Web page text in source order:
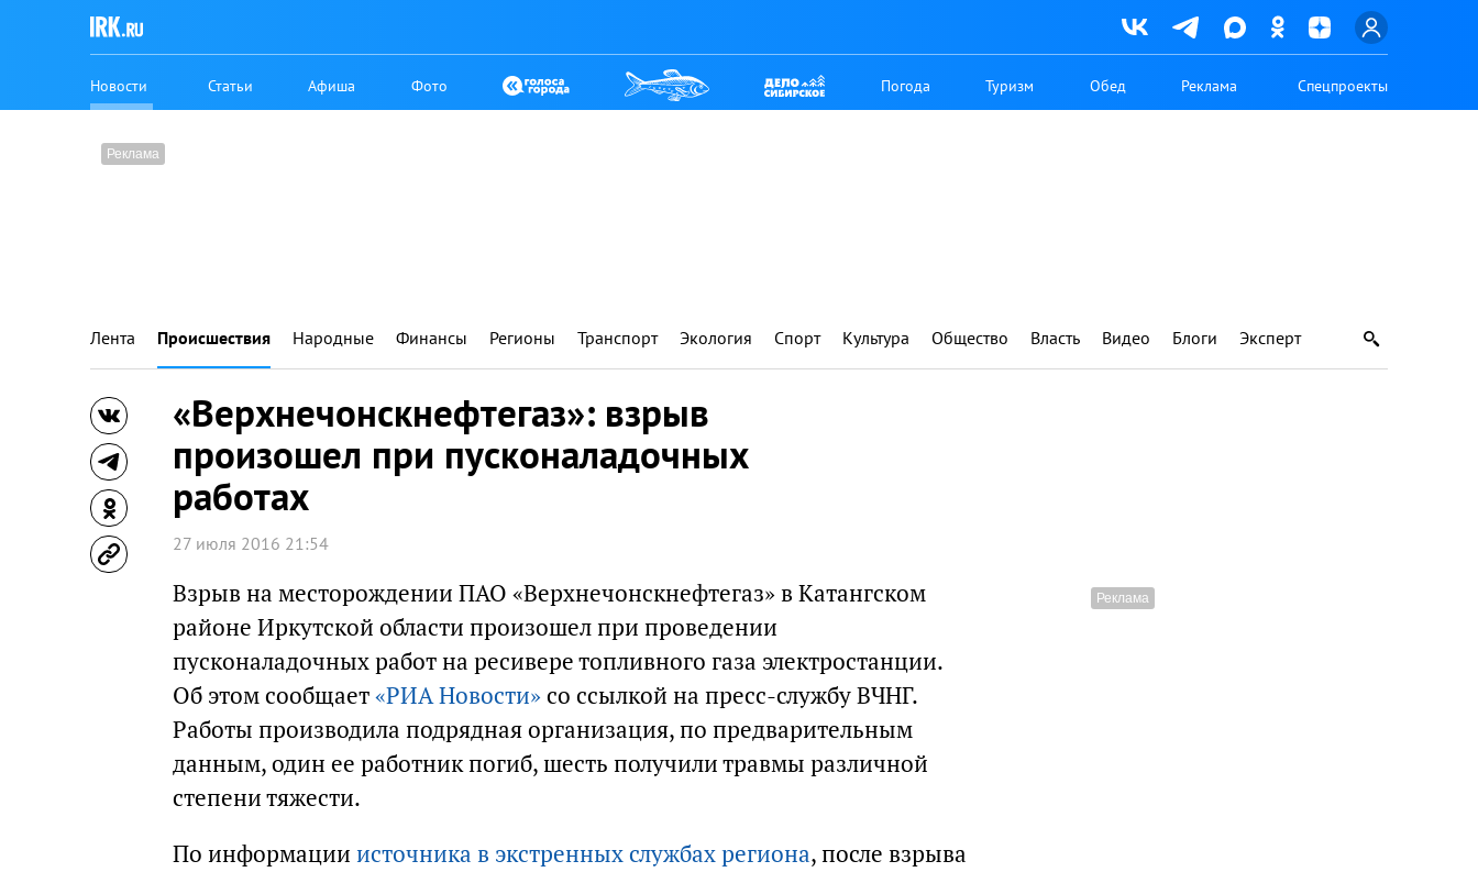
Новости Статьи Афиша Фото Погода Туризм Обед Реклама Спецпроекты
Лента Происшествия Народные Финансы Регионы Транспорт Экология Спорт Культура Общество Власть Видео Блоги Эксперт
«Верхнечонскнефтегаз»: взрыв
произошел при пусконаладочных
работах
27 июля 2016 21:54
Взрыв на месторождении ПАО «Верхнечонскнефтегаз» в Катангском
районе Иркутской области произошел при проведении
пусконаладочных работ на ресивере топливного газа электростанции.
Об этом сообщает«РИА Новости»со ссылкой на пресс-службу ВЧНГ.
Работы производила подрядная организация, по предварительным
данным, один ее работник погиб, шесть получили травмы различной
степени тяжести.
По информации источника в экстренных службах региона, после взрыва